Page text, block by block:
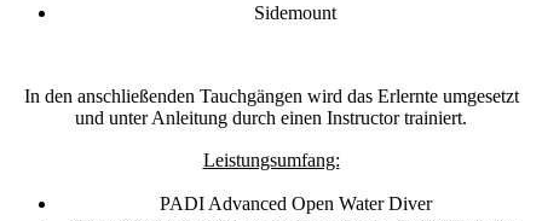
Sidemount
In den anschließenden Tauchgängen wird das Erlernte umgesetzt
und unter Anleitung durch einen Instructor trainiert.
Leistungsumfang:
PADI Advanced Open Water Diver